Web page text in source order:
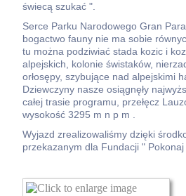
świecą szukać ".
Serce Parku Narodowego Gran
bogactwo fauny nie ma sobie
tu można podziwiać stada kozic i
alpejskich, kolonie świstaków,
orłosępy, szybujące nad alpejskimi
Dziewczyny nasze osiągnęły
całej trasie programu, przełęcz
wysokość 3295 m n p m .
Wyjazd zrealizowaliśmy dzięki
przekazanym dla Fundacji " Pokonaj